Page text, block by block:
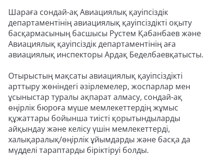
Шараға сондай-ақ Авиациялық қауіпсіздік
департаментінің авиациялық қауіпсіздікті оқыту
басқармасының басшысы Рустем Қабанбаев және
Авиациялық қауіпсіздік департаментінің аға
авиациялық инспекторы Ардақ Беделбаевқатысты.
Отырыстың мақсаты авиациялық қауіпсіздікті
арттыру жөніндегі әзірлемелер, жоспарлар мен
ұсыныстар туралы ақпарат алмасу, сондай-ақ
өңірлік бюроға мүше мемлекеттердің жұмыс
құжаттары бойынша тиісті қорытындыларды
айқындау және келісу үшін мемлекеттерді,
халықаралық/өңірлік ұйымдарды және басқа да
мүдделі тараптарды біріктіруі болды.